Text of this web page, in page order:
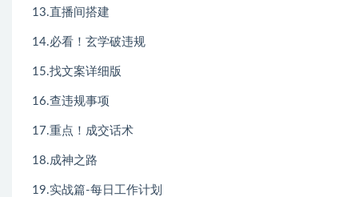
13.直播间搭建
14.必看！玄学破违规
15.找文案详细版
16.查违规事项
17.重点！成交话术
18.成神之路
19.实战篇-每日工作计划